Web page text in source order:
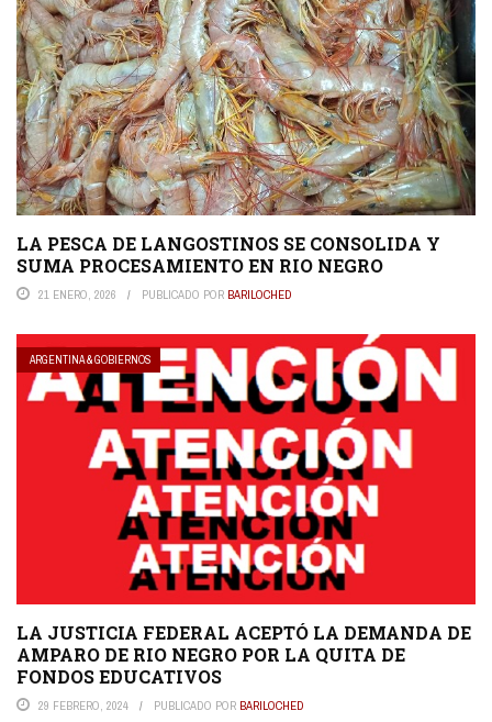
LA PESCA DE LANGOSTINOS SE CONSOLIDA Y
SUMA PROCESAMIENTO EN RIO NEGRO
21 ENERO, 2026 PUBLICADO POR BARILOCHED
ARGENTINA & GOBIERNOS
LA JUSTICIA FEDERAL ACEPTÓ LA DEMANDA DE
AMPARO DE RIO NEGRO POR LA QUITA DE
FONDOS EDUCATIVOS
29 FEBRERO, 2024 PUBLICADO POR BARILOCHED